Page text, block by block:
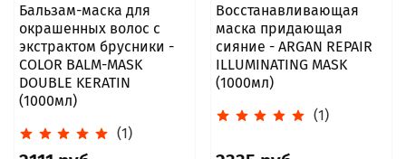
Бальзам-маска для
окрашенных волос с
экстрактом брусники -
COLOR BALM-MASK
DOUBLE KERATIN
(1000мл)
(1)
Восстанавливающая
маска придающая
сияние - ARGAN REPAIR
ILLUMINATING MASK
(1000мл)
(1)